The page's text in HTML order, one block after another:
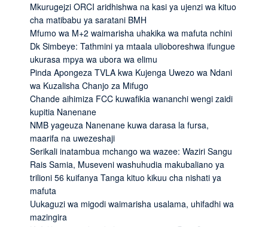
Mkurugejzi ORCI aridhishwa na kasi ya ujenzi wa kituo
cha matibabu ya saratani BMH
Mfumo wa M+2 waimarisha uhakika wa mafuta nchini
Dk Simbeye: Tathmini ya mtaala ulioboreshwa ifungue
ukurasa mpya wa ubora wa elimu
Pinda Apongeza TVLA kwa Kujenga Uwezo wa Ndani
wa Kuzalisha Chanjo za Mifugo
Chande aihimiza FCC kuwafikia wananchi wengi zaidi
kupitia Nanenane
NMB yageuza Nanenane kuwa darasa la fursa,
maarifa na uwezeshaji
Serikali inatambua mchango wa wazee: Waziri Sangu
Rais Samia, Museveni washuhudia makubaliano ya
trilioni 56 kuifanya Tanga kituo kikuu cha nishati ya
mafuta
Uukaguzi wa migodi waimarisha usalama, uhifadhi wa
mazingira